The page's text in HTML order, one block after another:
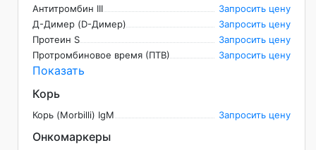
Антитромбин III
Запросить цену
Д-Димер (D-Димер)
Запросить цену
Протеин S
Запросить цену
Протромбиновое время (ПТВ)
Запросить цену
Показать
Корь
Корь (Morbilli) IgM Запросить цену
Онкомаркеры